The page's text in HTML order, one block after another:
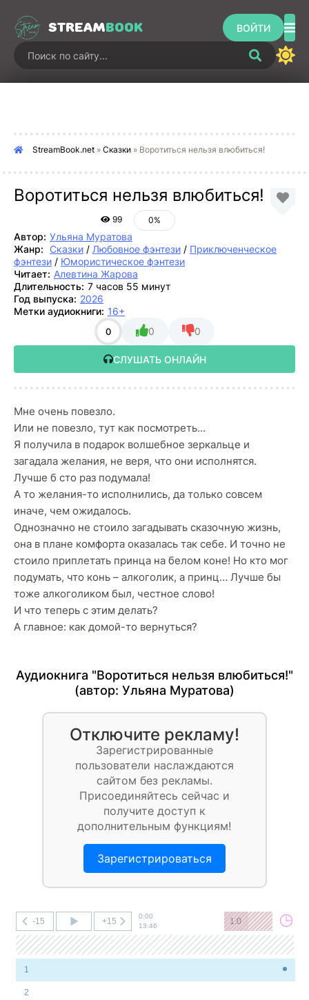
STREAMBOOK ВОЙТИ
StreamBook.net » Сказки » Воротиться нельзя влюбиться!
Воротиться нельзя влюбиться!
99 0%
Автор: Ульяна Муратова
Жанр: Сказки / Любовное фэнтези / Приключенческое
фэнтези / Юмористическое фэнтези
Читает: Алевтина Жарова
Длительность: 7 часов 55 минут
Год выпуска: 2026
Метки аудиокниги: 16+
0 0 0
СЛУШАТЬ ОНЛАЙН
Мне очень повезло.
Или не повезло, тут как посмотреть...
Я получила в подарок волшебное зеркальце и
загадала желания, не веря, что они исполнятся.
Лучше б сто раз подумала!
А то желания-то исполнились, да только совсем
иначе, чем ожидалось.
Однозначно не стоило загадывать сказочную жизнь,
она в плане комфорта оказалась так себе. И точно не
стоило приплетать принца на белом коне! Но кто мог
подумать, что конь – алкоголик, а принц… Лучше бы
тоже алкоголиком был, честное слово!
И что теперь с этим делать?
А главное: как домой-то вернуться?
Аудиокнига "Воротиться нельзя влюбиться!"
(автор: Ульяна Муратова)
Отключите рекламу!
Зарегистрированные
пользователи наслаждаются
сайтом без рекламы.
Присоединяйтесь сейчас и
получите доступ к
дополнительным функциям!
Зарегистрироваться
-15 +15
0:00
13:46
1.0
1
2